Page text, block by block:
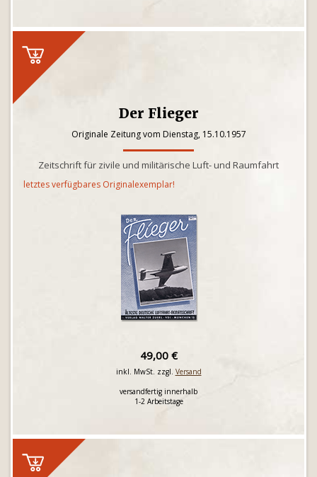
Der Flieger
Originale Zeitung vom Dienstag, 15.10.1957
Zeitschrift für zivile und militärische Luft- und Raumfahrt
letztes verfügbares Originalexemplar!
49,00 €
inkl. MwSt. zzgl. Versand
versandfertig innerhalb
1-2 Arbeitstage